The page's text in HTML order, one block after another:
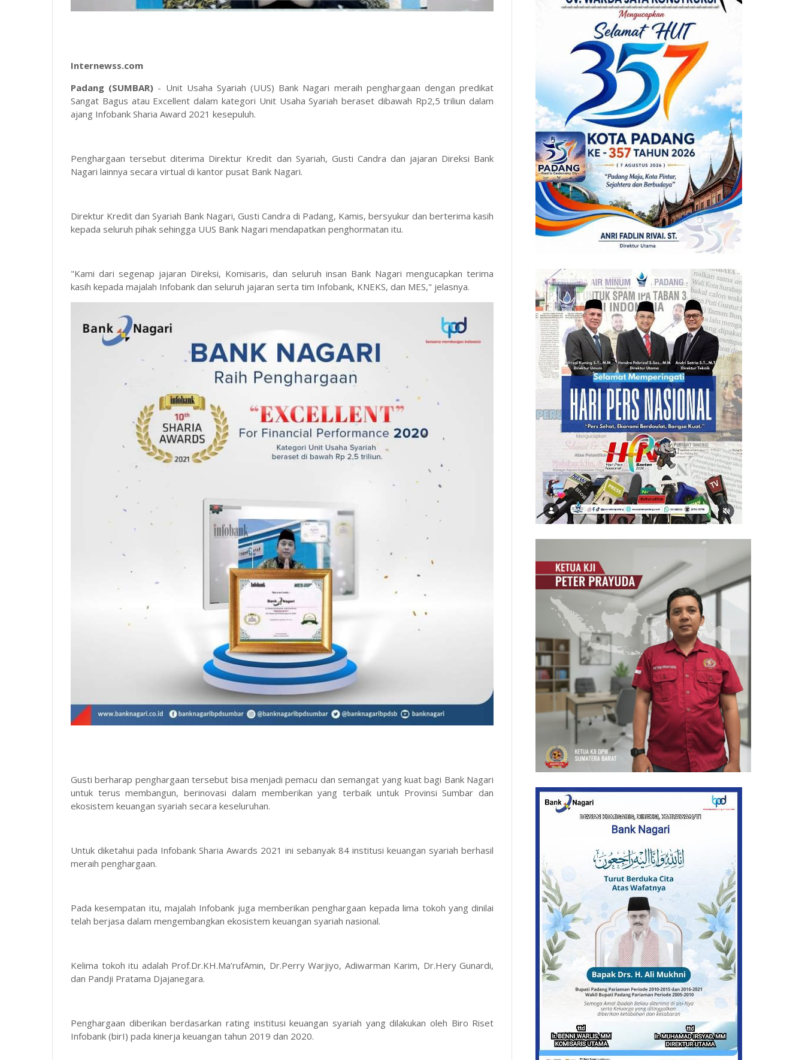
Internewss.com
Padang (SUMBAR) - Unit Usaha Syariah (UUS) Bank Nagari meraih penghargaan dengan predikat
Sangat Bagus atau Excellent dalam kategori Unit Usaha Syariah beraset dibawah Rp2,5 triliun dalam
ajang Infobank Sharia Award 2021 kesepuluh.
Penghargaan tersebut diterima Direktur Kredit dan Syariah, Gusti Candra dan jajaran Direksi Bank
Nagari lainnya secara virtual di kantor pusat Bank Nagari.
Direktur Kredit dan Syariah Bank Nagari, Gusti Candra di Padang, Kamis, bersyukur dan berterima kasih
kepada seluruh pihak sehingga UUS Bank Nagari mendapatkan penghormatan itu.
"Kami dari segenap jajaran Direksi, Komisaris, dan seluruh insan Bank Nagari mengucapkan terima
kasih kepada majalah Infobank dan seluruh jajaran serta tim Infobank, KNEKS, dan MES," jelasnya.
Gusti berharap penghargaan tersebut bisa menjadi pemacu dan semangat yang kuat bagi Bank Nagari
untuk terus membangun, berinovasi dalam memberikan yang terbaik untuk Provinsi Sumbar dan
ekosistem keuangan syariah secara keseluruhan.
Untuk diketahui pada Infobank Sharia Awards 2021 ini sebanyak 84 institusi keuangan syariah berhasil
meraih penghargaan.
Pada kesempatan itu, majalah Infobank juga memberikan penghargaan kepada lima tokoh yang dinilai
telah berjasa dalam mengembangkan ekosistem keuangan syariah nasional.
Kelima tokoh itu adalah Prof.Dr.KH.Ma’rufAmin, Dr.Perry Warjiyo, Adiwarman Karim, Dr.Hery Gunardi,
dan Pandji Pratama Djajanegara.
Penghargaan diberikan berdasarkan rating institusi keuangan syariah yang dilakukan oleh Biro Riset
Infobank (birI) pada kinerja keuangan tahun 2019 dan 2020.